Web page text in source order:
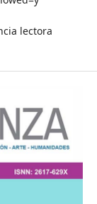
lectora